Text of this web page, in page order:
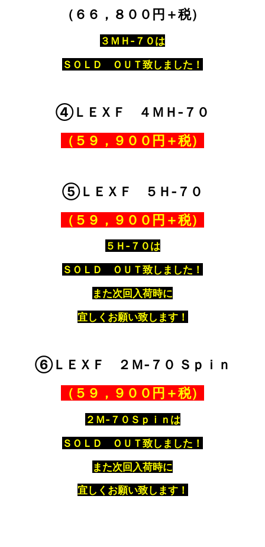
（６６，８００円＋税）
３ＭＨ‐７０は
ＳＯＬＤ ＯＵＴ致しました！
④ＬＥＸＦ ４ＭＨ‐７０
（５９，９００円＋税）
⑤ＬＥＸＦ ５Ｈ‐７０
（５９，９００円＋税）
５Ｈ‐７０は
ＳＯＬＤ ＯＵＴ致しました！
また次回入荷時に
宜しくお願い致します！
⑥ＬＥＸＦ ２Ｍ‐７０ Ｓｐｉｎ
（５９，９００円＋税）
２Ｍ‐７０Ｓｐｉｎは
ＳＯＬＤ ＯＵＴ致しました！
また次回入荷時に
宜しくお願い致します！